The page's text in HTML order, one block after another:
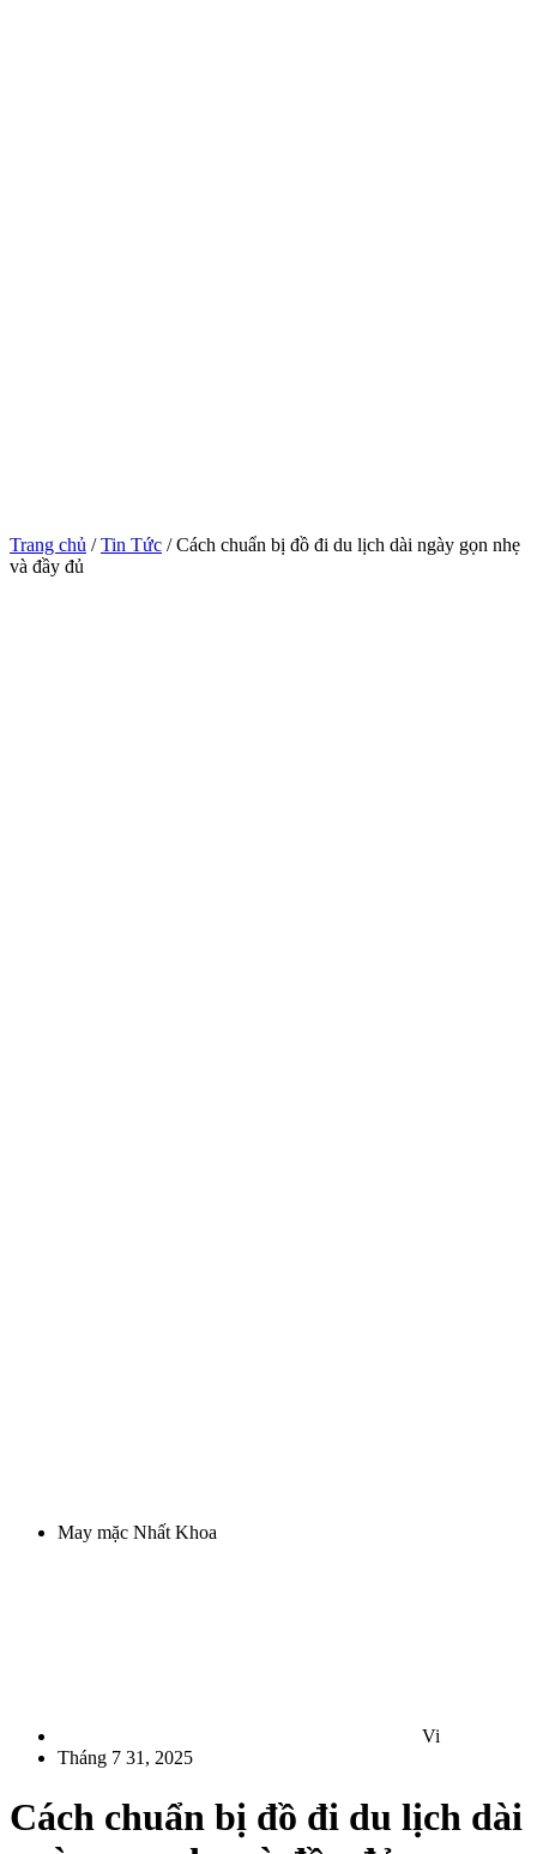
Trang chủ /Tin Tức / Cách chuẩn bị đồ đi du lịch dài ngày gọn nhẹ
và đầy đủ
May mặc Nhất Khoa
Vi
Tháng 7 31, 2025
Cách chuẩn bị đồ đi du lịch dài